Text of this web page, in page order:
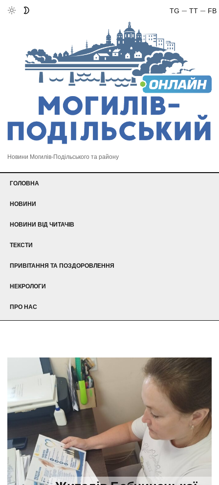
FB
TT
TG
Новини Могилів-Подільського та району
ГОЛОВНА
НОВИНИ
НОВИНИ ВІД ЧИТАЧІВ
ТЕКСТИ
ПРИВІТАННЯ ТА ПОЗДОРОВЛЕННЯ
НЕКРОЛОГИ
ПРО НАС